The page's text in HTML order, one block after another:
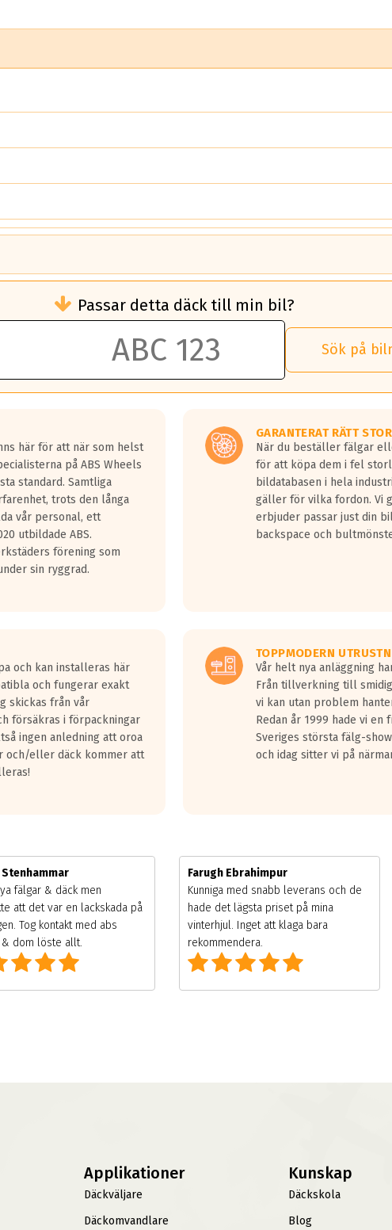
än ett klass G däck.
50 liter bränsle med ett klass A däck gentemot ett klass G däck.
vilken rutt du kör, samt vilken körstil du använder.
lastbilar.
på en väg där det ligger 0.5-1.5 mm vatten.
fyra billängder( ca 18meter) mellan däck med betyg A gentemot
överträffa motorljudet.
ett däck med vågar. Hög bullernivå markeras med svarta vågor
kraven som finns i dagsläget, men är inte längre tillåtna enligt nya
Passar detta däck till min bil?
Sök på
här för att när som helst
på ABS Wheels
standard. Samtliga
trots den långa
vår personal, ett
utbildade ABS.
förening som
sin ryggrad.
GARANTERAT RÄTT
När du beställer fälgar
för att köpa dem i fel
bildatabasen i hela
gäller för vilka fordon. Vi
erbjuder passar just din
backspace och
och kan installeras här
och fungerar exakt
skickas från vår
försäkras i förpackningar
ingen anledning att oroa
och/eller däck kommer att
TOPPMODERN
Vår helt nya anläggning
Från tillverkning till
vi kan utan problem
Redan år 1999 hade vi en
Sveriges största fälg-
och idag sitter vi på
Stenhammar
fälgar & däck men
att det var en lackskada på
Tog kontakt med abs
dom löste allt.
Farugh Ebrahimpur
Kunniga med snabb leverans och de
hade det lägsta priset på mina
vinterhjul. Inget att klaga bara
rekommendera.
Applikationer
Däckväljare
Däckomvandlare
Kunskap
Däckskola
Blog